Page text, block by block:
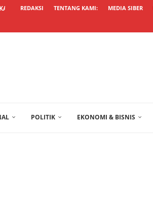
UNGGUL, USUL...
REDAKSI TENTANG KAMI: MEDIA SIBER
POLITIK EKONOMI & BISNIS